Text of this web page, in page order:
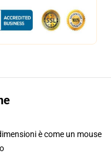
è come un mouse